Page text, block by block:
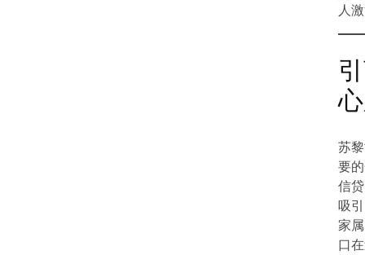
人
苏
要
信
吸
家
口